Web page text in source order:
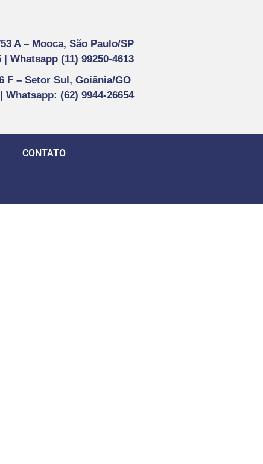
A – Mooca, São Paulo/SP
| Whatsapp (11) 99250-4613
F – Setor Sul, Goiânia/GO
Whatsapp: (62) 9944-26654
CONTATO